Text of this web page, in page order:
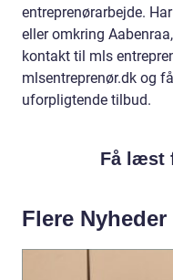
entreprenørarbejde.
eller omkring
kontakt til mls
mlsentreprenør.dk og
uforpligtende tilbud.
Få læst
Flere Nyheder